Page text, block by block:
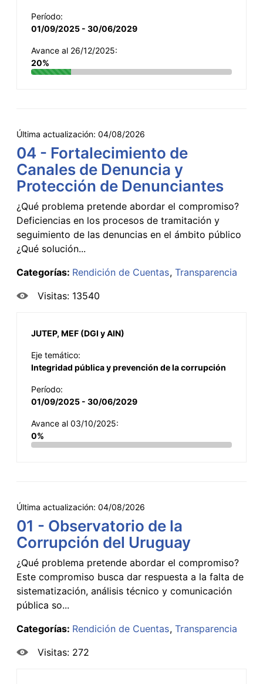
Período:
01/09/2025 - 30/06/2029
Avance al 26/12/2025:
20%
Última actualización: 04/08/2026
04 - Fortalecimiento de
Canales de Denuncia y
Protección de Denunciantes
¿Qué problema pretende abordar el compromiso?
Deficiencias en los procesos de tramitación y
seguimiento de las denuncias en el ámbito público
¿Qué solución...
Categorías: Rendición de Cuentas Transparencia
Visitas: 13540
JUTEP, MEF (DGI y AIN)
Eje temático:
Integridad pública y prevención de la corrupción
Período:
01/09/2025 - 30/06/2029
Avance al 03/10/2025:
0%
Última actualización: 04/08/2026
01 - Observatorio de la
Corrupción del Uruguay
¿Qué problema pretende abordar el compromiso?
Este compromiso busca dar respuesta a la falta de
sistematización, análisis técnico y comunicación
pública so...
Categorías: Rendición de Cuentas Transparencia
Visitas: 272